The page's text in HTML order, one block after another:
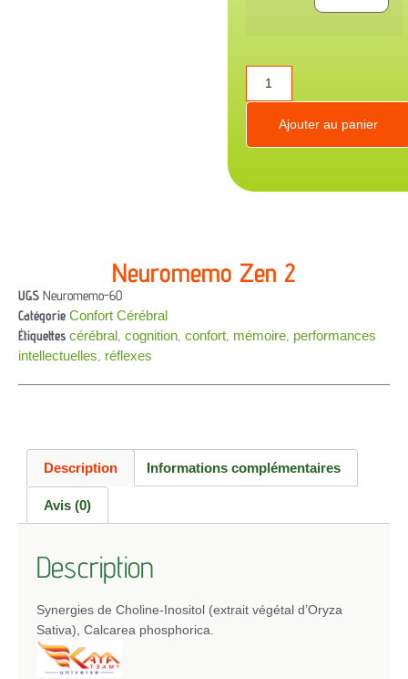
Ajouter au panier
Neuromemo Zen 2
UGS Neuromemo-60
Catégorie Confort Cérébral
Étiquettes cérébral cognition confort mémoire performances
intellectuelles réflexes
Description Informations complémentaires
Avis (0)
Description
Synergies de Choline-Inositol (extrait végétal d’Oryza
Sativa), Calcarea phosphorica.